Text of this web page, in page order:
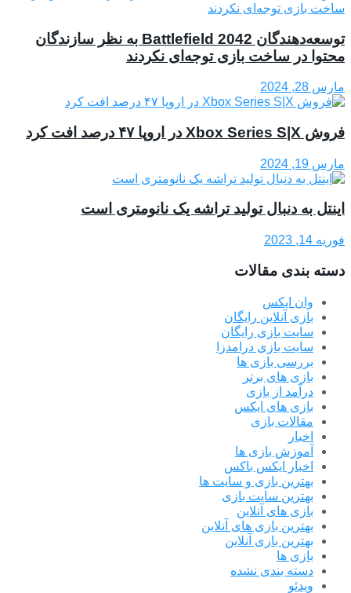
توسعه‌دهندگان Battlefield 2042 به نظر سازندگان
محتوا در ساخت بازی توجه‌ای نکردند
مارس 28, 2024
فروش Xbox Series S|X در اروپا ۴۷ درصد افت کرد
مارس 19, 2024
اینتل به دنبال تولید تراشه یک نانومتری است
فوریه 14, 2023
دسته بندی مقالات
وان ایکس
بازی آنلاین رایگان
سایت بازی رایگان
سایت بازی درامدزا
بررسی بازی ها
بازی های برتر
درآمد از بازی
بازی های ایکس
مقالات بازی
اخبار
آموزش بازی ها
اخبار ایکس باکس
بهترین بازی و سایت ها
بهترین سایت بازی
بازی های آنلاین
بهترین بازی های آنلاین
بهترین بازی آنلاین
بازی ها
دسته بندی نشده
ویدئو